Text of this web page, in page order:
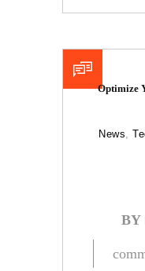
Optimize
News,
BY